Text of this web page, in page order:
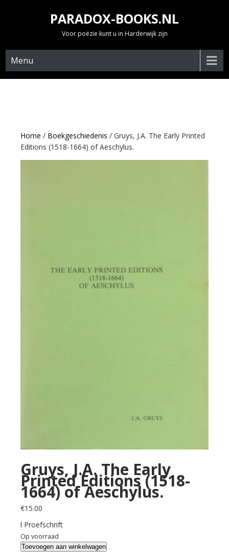
PARADOX-BOOKS.NL
Voor poëzie kunt u in Harderwijk zijn
Menu
Home / Boekgeschiedenis / Gruys, J.A. The Early Printed
Editions (1518-1664) of Aeschylus.
Gruys, J.A. The Early
Printed Editions (1518-
1664) of Aeschylus.
€15.00
l Proefschrift
Op voorraad
Gruys,
Toevoegen aan winkelwagen